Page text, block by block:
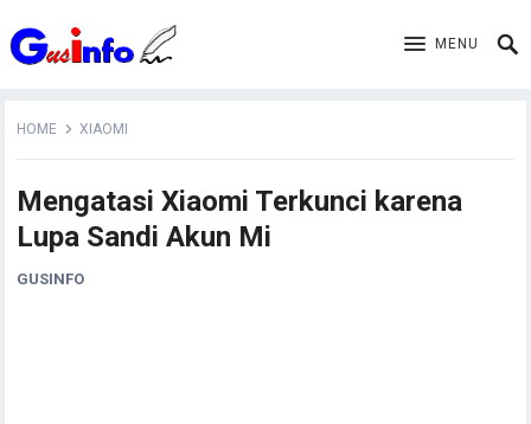
MENU
HOME XIAOMI
Mengatasi Xiaomi Terkunci karena
Lupa Sandi Akun Mi
GUSINFO